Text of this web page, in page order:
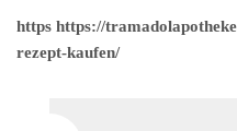
https https://
rezept-kaufen/